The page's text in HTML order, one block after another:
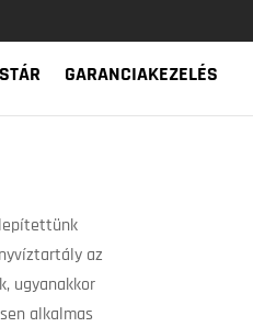
GARANCIAKEZELÉS
az
ugyanakkor
alkalmas